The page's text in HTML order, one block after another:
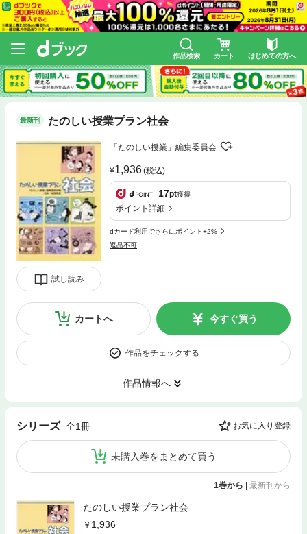
作品検索 カート はじめての方へ
最新刊 たのしい授業プラン社会
試し読み
「たのしい授業」編集委員会
1,936(税込)
17pt獲得
ポイント詳細
dカード利用でさらにポイント+2%
返品不可
カートへ 今すぐ買う
作品をチェックする
作品情報へ
シリーズ 全1冊 お気に入り登録
未購入巻をまとめて買う
1巻から 最新刊から
たのしい授業プラン社会
1,936